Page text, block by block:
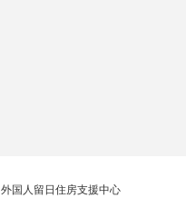
外国人留日住房支援中心